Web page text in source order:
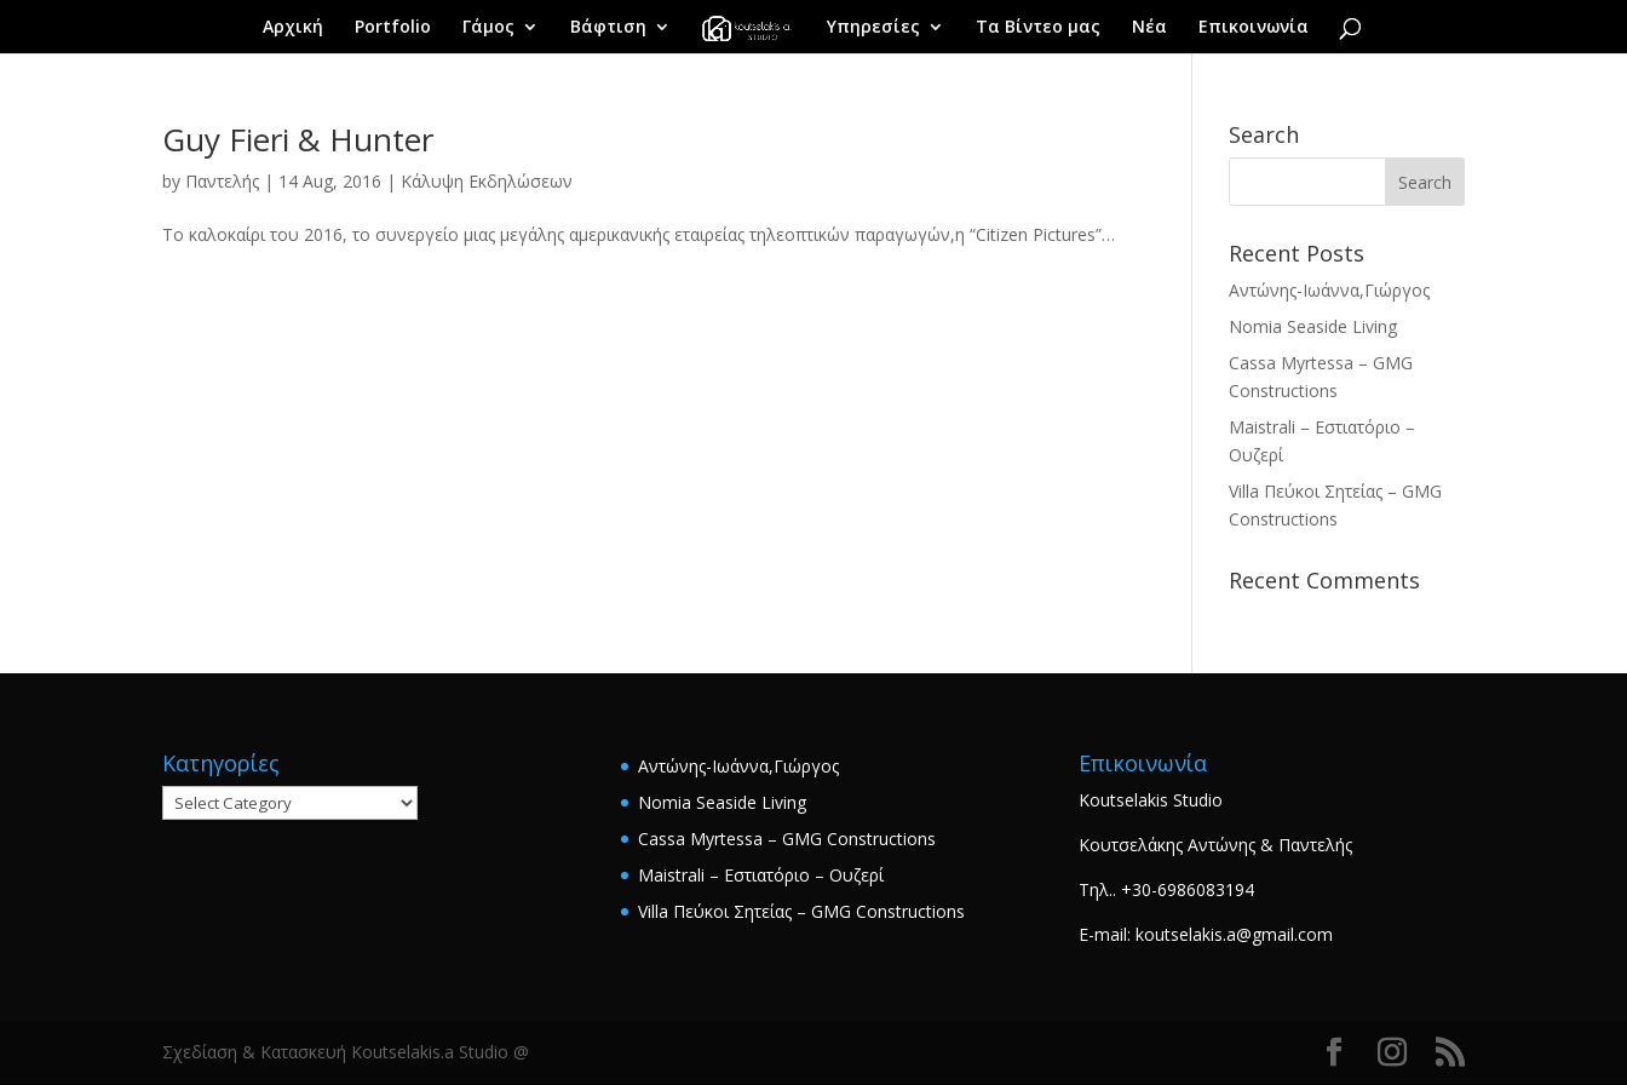
Αρχική Portfolio Γάμος Βάφτιση Υπηρεσίες Τα Βίντεο μας Νέα Επικοινωνία
Guy Fieri & Hunter
by Παντελής | 14 Aug, 2016 | Κάλυψη Εκδηλώσεων
Το καλοκαίρι του 2016, το συνεργείο μιας μεγάλης αμερικανικής εταιρείας τηλεοπτικών παραγωγών,η “Citizen Pictures”…
Search
Recent Posts
Αντώνης-Ιωάννα,Γιώργος
Nomia Seaside Living
Cassa Myrtessa – GMG
Constructions
Maistrali – Εστιατόριο –
Ουζερί
Villa Πεύκοι Σητείας – GMG
Constructions
Recent Comments
Κατηγορίες
Κατηγορίες
Αντώνης-Ιωάννα,Γιώργος
Nomia Seaside Living
Cassa Myrtessa – GMG Constructions
Maistrali – Εστιατόριο – Ουζερί
Villa Πεύκοι Σητείας – GMG Constructions
Επικοινωνία
Koutselakis Studio
Κουτσελάκης Αντώνης & Παντελής
Τηλ.. +30-6986083194
E-mail: koutselakis.a@gmail.com
Σχεδίαση & Κατασκευή Koutselakis.a Studio @